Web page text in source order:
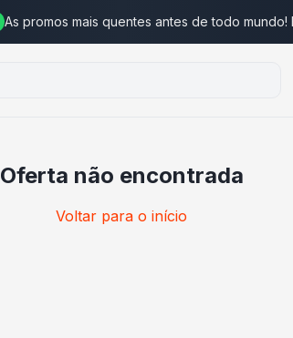
As promos mais quentes antes de todo mundo!
Oferta não encontrada
Voltar para o início